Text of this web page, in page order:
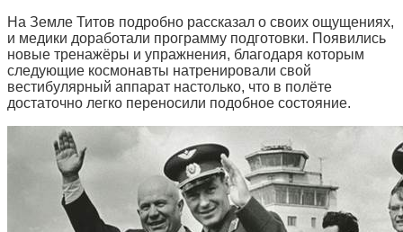
На Земле Титов подробно рассказал о своих ощущениях,
и медики доработали программу подготовки. Появились
новые тренажёры и упражнения, благодаря которым
следующие космонавты натренировали свой
вестибулярный аппарат настолько, что в полёте
достаточно легко переносили подобное состояние.